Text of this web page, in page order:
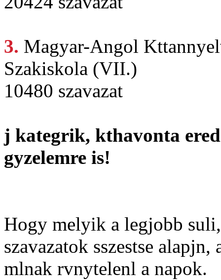
3. Magyar-Angol
Szakiskola (VII.)
10480 szavazat
j kategrik, kthavonta
gyzelemre is!
Hogy melyik a legjobb
szavazatok sszestse
mlnak rvnytelenl a napok.